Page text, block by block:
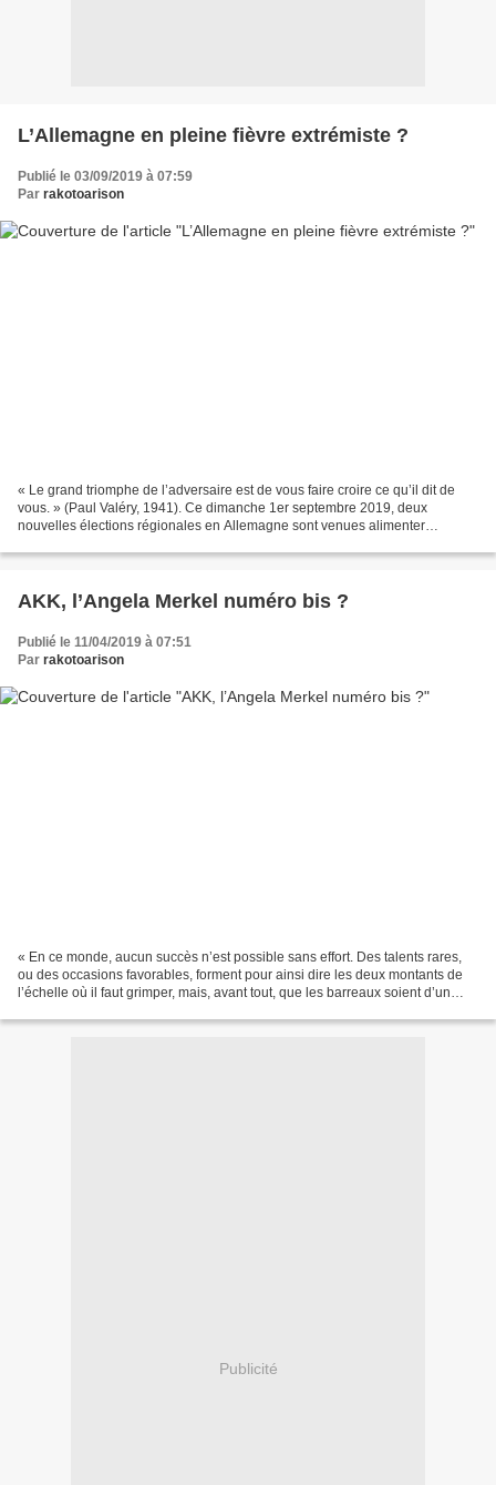
L’Allemagne en pleine fièvre extrémiste ?
Publié le 03/09/2019 à 07:59
Par rakotoarison
« Le grand triomphe de l’adversaire est de vous faire croire ce qu’il dit de
vous. » (Paul Valéry, 1941). Ce dimanche 1er septembre 2019, deux
nouvelles élections régionales en Allemagne sont venues alimenter
AKK, l’Angela Merkel numéro bis ?
Publié le 11/04/2019 à 07:51
Par rakotoarison
« En ce monde, aucun succès n’est possible sans effort. Des talents rares,
ou des occasions favorables, forment pour ainsi dire les deux montants de
l’échelle où il faut grimper, mais, avant tout, que les barreaux soient d’un
Publicité